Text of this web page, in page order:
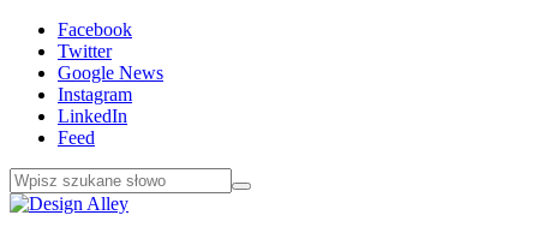
Facebook
Twitter
Google News
Instagram
LinkedIn
Feed